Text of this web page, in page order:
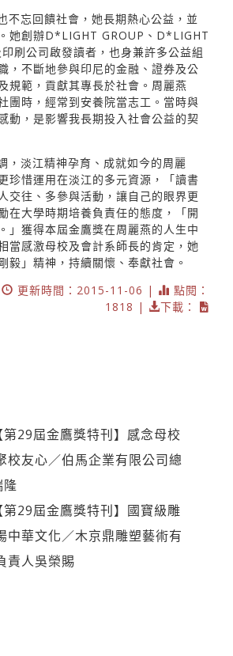
不忘回饋社會，她長期熱心公益，並
她創辦D*LIGHT GROUP、D*LIGHT
刷公司啟發讀者，也身兼許多公益組
，不斷地參與印尼的金融、證券及公
規範，貢獻其專長於社會。周麗燕
團時，經常到安養院當志工。當時與
動，是影響我長期投入社會公益的契
，淡江精神孕育、成就如今的周麗
珍惜運用在淡江的多元資源，「讀書
交往、多參與活動，讓自己的眼界更
在大學時期培養負責任的態度，「開
」獲得本屆金鷹獎在周麗燕的人生中
當感激母校及會計系師長的肯定，她
毅」精神，持續關懷、奉獻社會。
更新時間：2015-11-06 |
點閱：
1818 |
下載：
29屆金鷹獎特刊】感念母校
校友心／伯馬企業有限公司總
隆
29屆金鷹獎特刊】國寶級雕
中華文化／木京鼎雕塑藝術有
責人吳榮賜